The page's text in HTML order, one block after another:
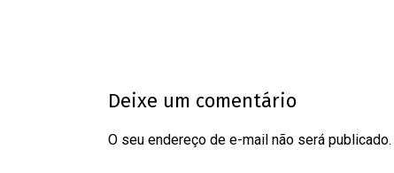
Deixe um comentário
O seu endereço de e-mail não será publicado.